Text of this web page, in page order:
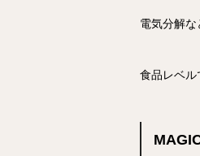
電気分解な
食品レベル